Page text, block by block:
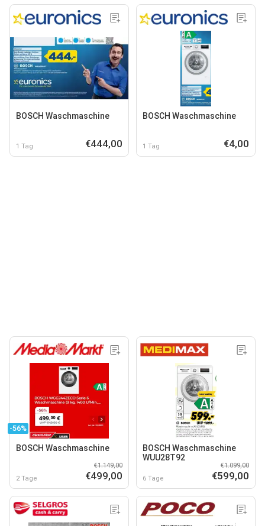
BOSCH Waschmaschine
1 Tag €444,00
BOSCH Waschmaschine
1 Tag €4,00
-56%
BOSCH Waschmaschine
2 Tage
€1.149,00
€499,00
BOSCH Waschmaschine
WUU28T92
6 Tage
€1.099,00
€599,00